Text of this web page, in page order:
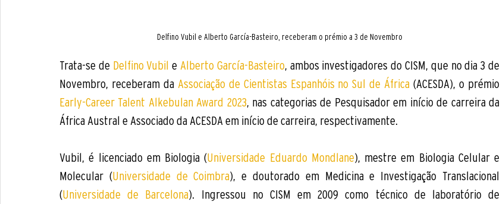
Delfino Vubil e Alberto García-Basteiro, receberam o prémio a 3 de Novembro
Trata-se de Delfino Vubil e Alberto García-Basteiro, ambos investigadores do CISM, que no dia 3 de
Novembro, receberam da Associação de Cientistas Espanhóis no Sul de África
Early-Career Talent Alkebulan Award 2023, nas categorias de Pesquisador em início de carreira da
África Austral e Associado da ACESDA em início de carreira, respectivamente.
Vubil, é licenciado em Biologia (Universidade Eduardo Mondlane), mestre em Biologia Celular e
Molecular (Universidade de Coimbra), e doutorado em Medicina e Investigação Translacional
(Universidade de Barcelona). Ingressou no CISM em 2009 como técnico de laboratório de